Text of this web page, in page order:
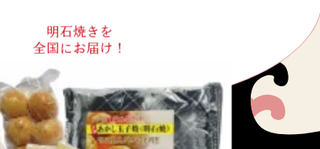
明石焼きを
全国にお届け！